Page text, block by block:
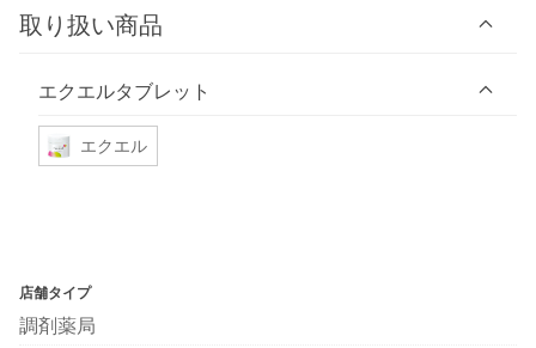
取り扱い商品
エクエルタブレット
エクエル
店舗タイプ
調剤薬局